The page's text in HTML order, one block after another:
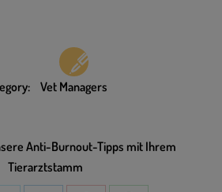
Vet Managers
Anti-Burnout-Tipps mit Ihrem
Tierarztstamm